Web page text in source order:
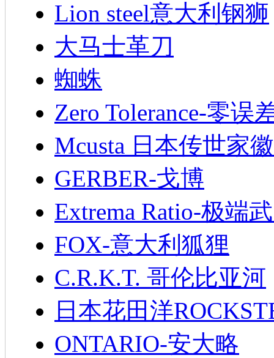
Lion steel意大利钢狮
大马士革刀
蜘蛛
Zero Tolerance-零误
Mcusta 日本传世家徽
GERBER-戈博
Extrema Ratio-极端
FOX-意大利狐狸
C.R.K.T. 哥伦比亚河
日本花田洋
ONTARIO-安大略